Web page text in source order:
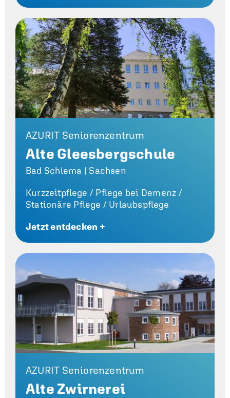
AZURIT Seniorenzentrum
Alte Gleesbergschule
Bad Schlema | Sachsen
Kurzzeitpflege / Pflege bei Demenz /
Stationäre Pflege / Urlaubspflege
Jetzt entdecken +
AZURIT Seniorenzentrum
Alte Zwirnerei